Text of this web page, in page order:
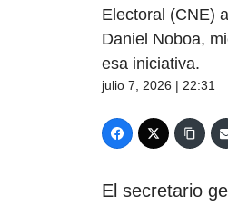
Electoral (CNE)
Daniel Noboa,
esa iniciativa.
julio 7, 2026 | 22:31
El secretario